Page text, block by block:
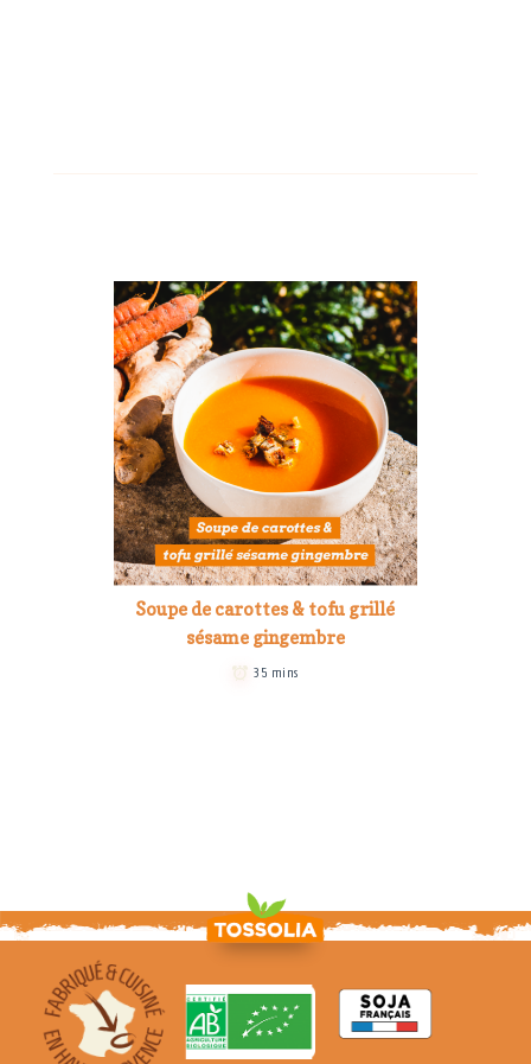
Soupe de carottes & tofu grillé
sésame gingembre
35 mins